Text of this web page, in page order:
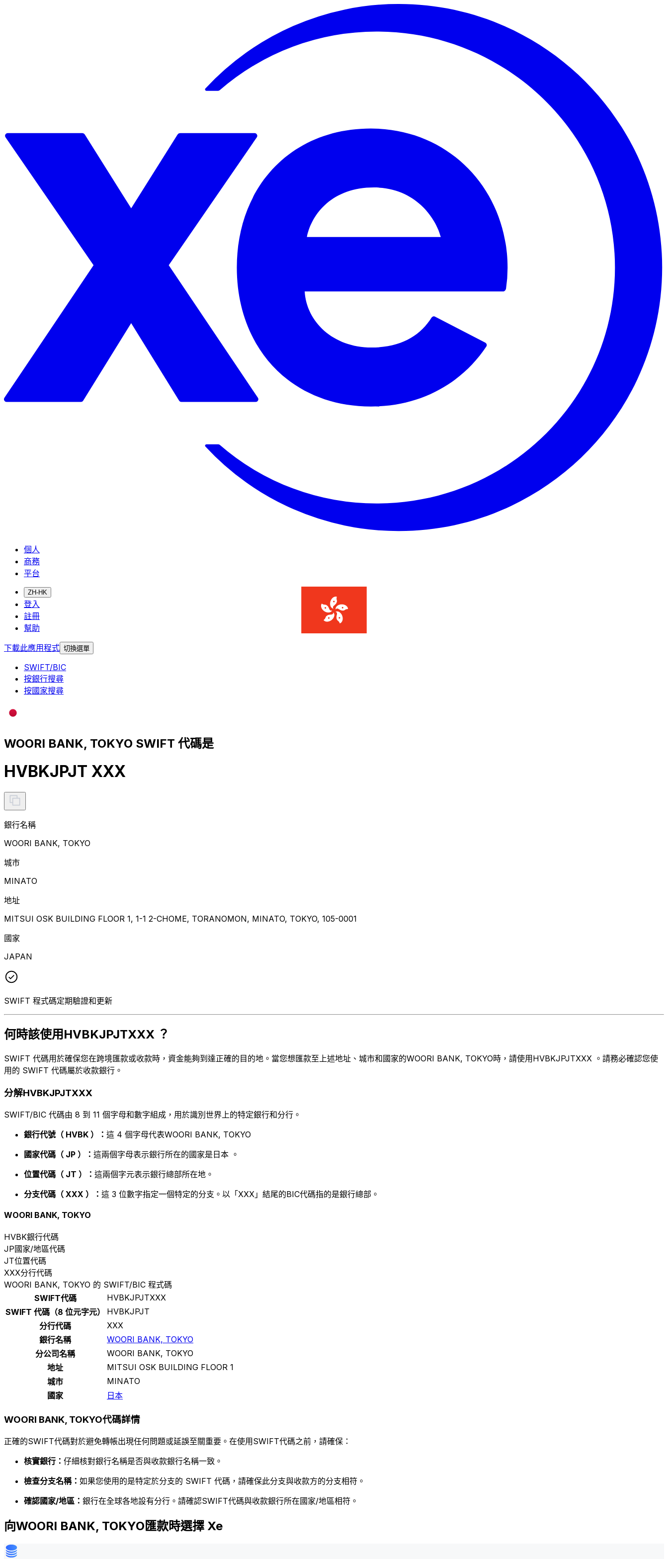
個人
商務
平台
ZH-HK
登入
註冊
幫助
下載此應用程式 切換選單
SWIFT/BIC
按銀行搜尋
按國家搜尋
WOORI BANK, TOKYO SWIFT 代碼是
HVBKJPJT XXX
銀行名稱
WOORI BANK, TOKYO
城市
MINATO
地址
MITSUI OSK BUILDING FLOOR 1, 1-1 2-CHOME, TORANOMON, MINATO, TOKYO, 105-0001
國家
JAPAN
SWIFT 程式碼定期驗證和更新
何時該使用HVBKJPJTXXX ？
SWIFT 代碼用於確保您在跨境匯款或收款時，資金能夠到達正確的目的地。當您想匯款至上述地址、城市和國家的WOORI BANK, TOKYO時，請使用HVBKJPJTXXX 。請務必確認您使
用的 SWIFT 代碼屬於收款銀行。
分解HVBKJPJTXXX
SWIFT/BIC 代碼由 8 到 11 個字母和數字組成，用於識別世界上的特定銀行和分行。
銀行代號（ HVBK ）： 這 4 個字母代表WOORI BANK, TOKYO
國家代碼（ JP ）： 這兩個字母表示銀行所在的國家是日本 。
位置代碼（ JT ）： 這兩個字元表示銀行總部所在地。
分支代碼（ XXX ）： 這 3 位數字指定一個特定的分支。以「XXX」結尾的BIC代碼指的是銀行總部。
WOORI BANK, TOKYO
HVBK銀行代碼
JP國家/地區代碼
JT位置代碼
XXX分行代碼
WOORI BANK, TOKYO 的 SWIFT/BIC 程式碼
SWIFT代碼
HVBKJPJTXXX
SWIFT 代碼（8 位元字元）
HVBKJPJT
分行代碼
XXX
銀行名稱
WOORI BANK, TOKYO
分公司名稱
WOORI BANK, TOKYO
地址
MITSUI OSK BUILDING FLOOR 1
城市
MINATO
國家
日本
WOORI BANK, TOKYO代碼詳情
正確的SWIFT代碼對於避免轉帳出現任何問題或延誤至關重要。在使用SWIFT代碼之前，請確保：
核實銀行： 仔細核對銀行名稱是否與收款銀行名稱一致。
檢查分支名稱： 如果您使用的是特定於分支的 SWIFT 代碼，請確保此分支與收款方的分支相符。
確認國家/地區： 銀行在全球各地設有分行。請確認SWIFT代碼與收款銀行所在國家/地區相符。
向WOORI BANK, TOKYO匯款時選擇 Xe